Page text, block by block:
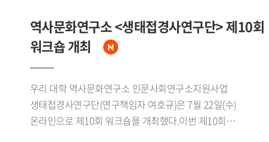
북방정책의 핵심 성과였다고 평가하면서, 중국이 북한 일변도
정책에서 벗어나 한반도의 평화적 통일을 명시적으로 지지하는
계기가 되었고, 수교 이후 양국간 경제교류와 국민간 교류가
비약적으로 확대되었다고 밝혔다. 아울러 협상이 대체로
중국이 원하는 시간표에 따라 진행된 것은 사실이나 이것이
한국에 불리하게 작용하지는 않았으며, 오히려 대만과의
단교를 다음 정부로 미뤘다면 수교 자체가 장기간 지연되었을
Migrant Workers and the Politicization of Burial Grounds: A
Case Study of Miyagi Prefecture, Japan'이라는 제목의
발표에서 미야기(Miyagi)현 이시노마키시의 인도네시아
무슬림 이주노동자 수용 배경과 2024~2025년 무슬림 매장
묘지 논란이 온라인 정치 담론으로 확산되며 지역사회의
이주민 수용에 미친 영향을 분석했다.이경수 전임연구원은
'Anti-Islamic Sentiment in Arabic Media Representations of
역사문화연구소 <생태접경사연구단> 제10회
워크숍 개최
우리 대학 역사문화연구소 인문사회연구소지원사업
생태접경사연구단(연구책임자 여호규)은 7월 22일(수)
온라인으로 제10회 워크숍을 개최했다.이번 제10회